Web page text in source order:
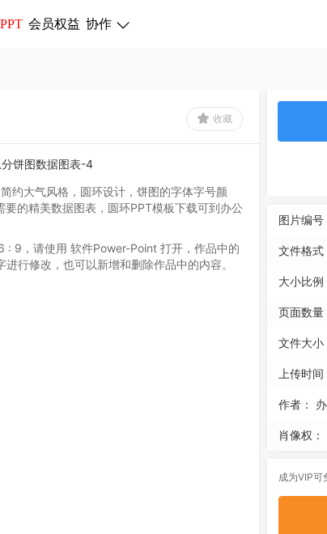
会员权益 协作
收藏
约大气风格，圆环设计，饼图的字体字号颜
的精美数据图表，圆环PPT模板下载可到办公
: 9 ，请使用 软件Power-Point 打开，作品中的
行修改，也可以新增和删除作品中的内容。
图片编号
文件格式
大小比例
页面数量
文件大小
上传时间
作者：
肖像权：
成为VIP可